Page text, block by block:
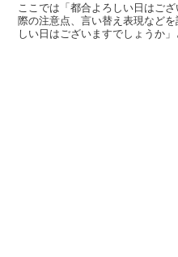
ここでは「都合よろしい日はご
際の注意点、言い替え表現など
しい日はございますでしょうか